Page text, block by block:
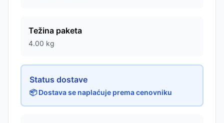
Težina paketa
4.00 kg
Status dostave
📦 Dostava se naplaćuje prema cenovniku